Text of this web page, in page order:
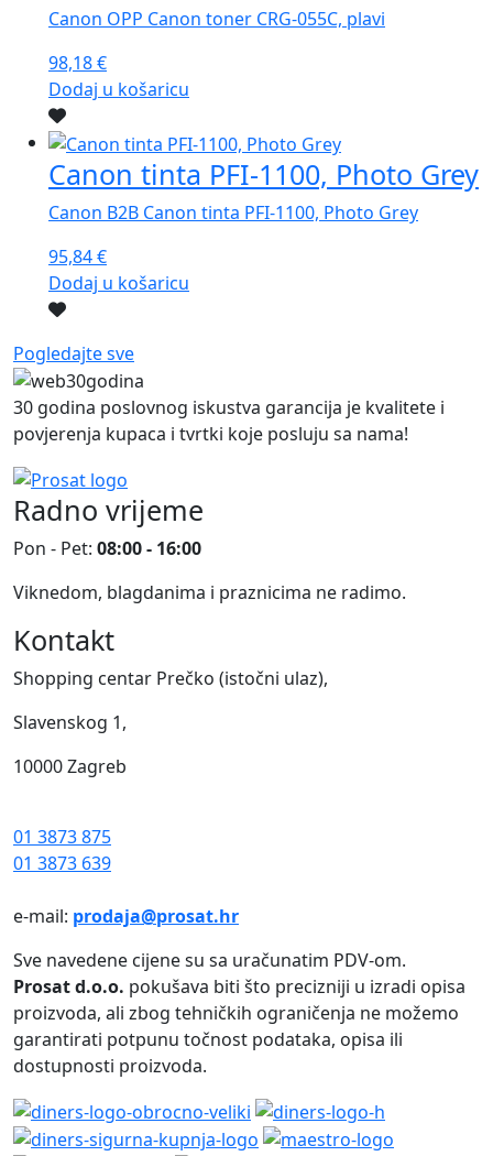
Canon OPP Canon toner CRG-055C, plavi
98,18€
Dodaj u košaricu
Canon tinta PFI-1100, Photo Grey
Canon B2B Canon tinta PFI-1100, Photo Grey
95,84€
Dodaj u košaricu
Pogledajte sve
30 godina poslovnog iskustva garancija je kvalitete i
povjerenja kupaca i tvrtki koje posluju sa nama!
Radno vrijeme
Pon - Pet: 08:00 - 16:00
Viknedom, blagdanima i praznicima ne radimo.
Kontakt
Shopping centar Prečko (istočni ulaz),
Slavenskog 1,
10000 Zagreb
01 3873 875
01 3873 639
e-mail: prodaja@prosat.hr
Sve navedene cijene su sa uračunatim PDV-om.
Prosat d.o.o. pokušava biti što precizniji u izradi opisa
proizvoda, ali zbog tehničkih ograničenja ne možemo
garantirati potpunu točnost podataka, opisa ili
dostupnosti proizvoda.